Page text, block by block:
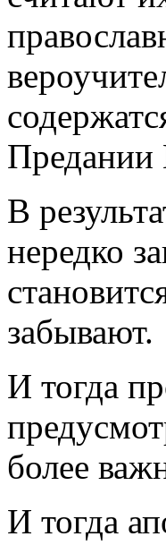
Предании
В
нередко
забывают.
И тогда
более
И тогда